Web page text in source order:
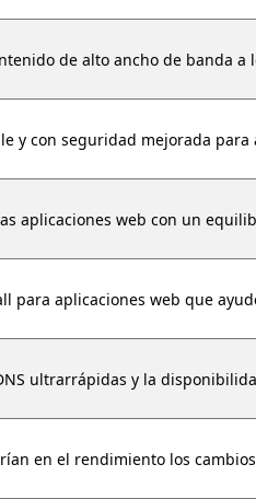
de alto ancho de banda a
y con seguridad mejorada
aplicaciones web con un
para aplicaciones web que
ultrarrápidas y la
en el rendimiento los